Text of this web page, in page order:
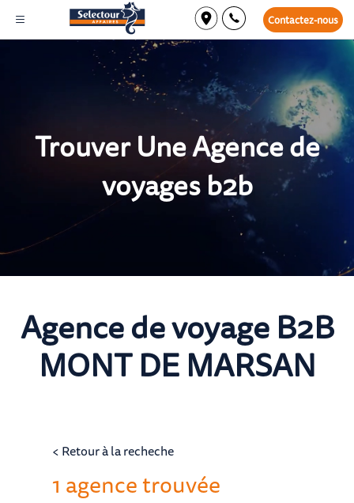
Contactez-nous
Trouver Une Agence de
voyages b2b
Agence de voyage B2B
MONT DE MARSAN
< Retour à la recheche
1 agence trouvée